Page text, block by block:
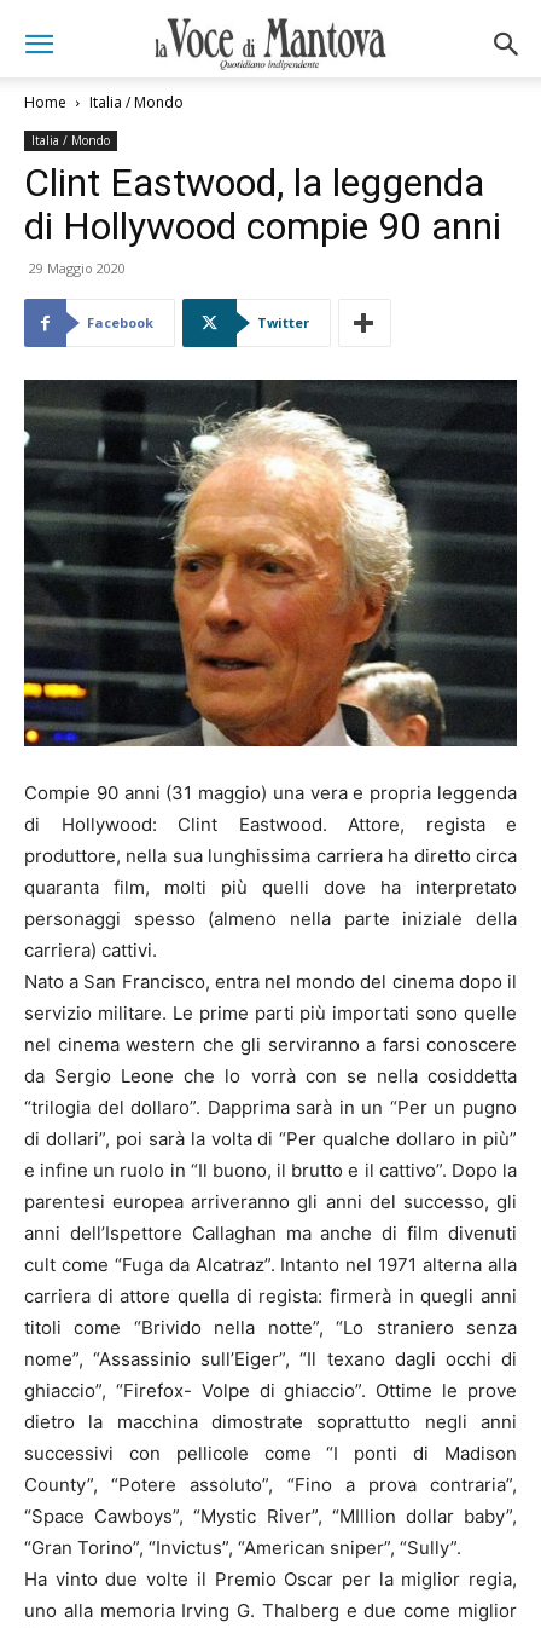
Home Italia / Mondo
Italia / Mondo
Clint Eastwood, la leggenda
di Hollywood compie 90 anni
29 Maggio 2020
Facebook Twitter
Compie 90 anni (31 maggio) una vera e propria leggenda
di Hollywood: Clint Eastwood. Attore, regista e
produttore, nella sua lunghissima carriera ha diretto circa
quaranta film, molti più quelli dove ha interpretato
personaggi spesso (almeno nella parte iniziale della
carriera) cattivi.
Nato a San Francisco, entra nel mondo del cinema dopo il
servizio militare. Le prime parti più importati sono quelle
nel cinema western che gli serviranno a farsi conoscere
da Sergio Leone che lo vorrà con se nella cosiddetta
“trilogia del dollaro”. Dapprima sarà in un “Per un pugno
di dollari”, poi sarà la volta di “Per qualche dollaro in più”
e infine un ruolo in “Il buono, il brutto e il cattivo”. Dopo la
parentesi europea arriveranno gli anni del successo, gli
anni dell’Ispettore Callaghan ma anche di film divenuti
cult come “Fuga da Alcatraz”. Intanto nel 1971 alterna alla
carriera di attore quella di regista: firmerà in quegli anni
titoli come “Brivido nella notte”, “Lo straniero senza
nome”, “Assassinio sull’Eiger”, “Il texano dagli occhi di
ghiaccio”, “Firefox- Volpe di ghiaccio”. Ottime le prove
dietro la macchina dimostrate soprattutto negli anni
successivi con pellicole come “I ponti di Madison
County”, “Potere assoluto”, “Fino a prova contraria”,
“Space Cawboys”, “Mystic River”, “MIllion dollar baby”,
“Gran Torino”, “Invictus”, “American sniper”, “Sully”.
Ha vinto due volte il Premio Oscar per la miglior regia,
uno alla memoria Irving G. Thalberg e due come miglior